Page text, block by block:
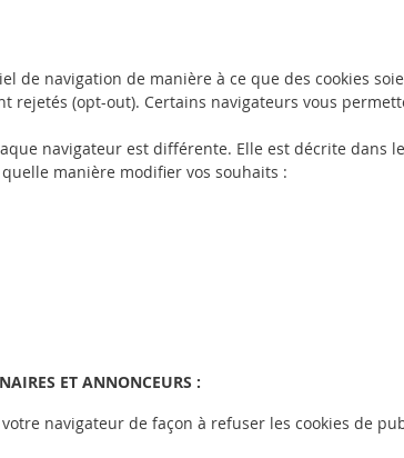
de navigation de manière à ce que des cookies
rejetés (opt-out). Certains navigateurs vous
navigateur est différente. Elle est décrite dans
manière modifier vos souhaits :
ET ANNONCEURS :
navigateur de façon à refuser les cookies de